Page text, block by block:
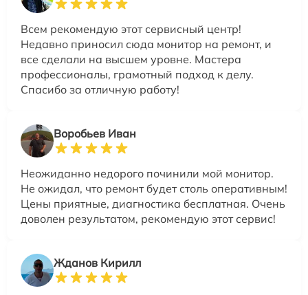
Всем рекомендую этот сервисный центр!
Недавно приносил сюда монитор на ремонт, и
все сделали на высшем уровне. Мастера
профессионалы, грамотный подход к делу.
Спасибо за отличную работу!
Воробьев Иван
Неожиданно недорого починили мой монитор.
Не ожидал, что ремонт будет столь оперативным!
Цены приятные, диагностика бесплатная. Очень
доволен результатом, рекомендую этот сервис!
Жданов Кирилл